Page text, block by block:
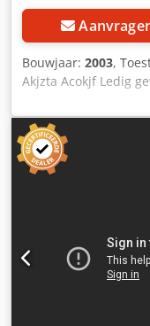
Bouwjaar: 2003,
Akjzta Acokjf Ledig
130 x 310 x 290 cm
aanwezig: Nee - CE
aanwezig: Nee -
[st.]: 1 - Vermogen
Lasdampafzuiging,
verrekenbaar voor
mogelijk van alles in